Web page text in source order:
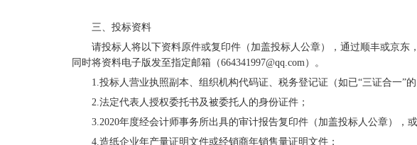
三、投标资料
请投标人将以下资料原件或复印件（加盖投标人公章），通过顺丰或京东
同时将资料电子版发至指定邮箱（664341997@qq.com）。
1.投标人营业执照副本、组织机构代码证、税务登记证（如已“三证合一”
2.法定代表人授权委托书及被委托人的身份证件；
3.2020年度经会计师事务所出具的审计报告复印件（加盖投标人公章），
4.造纸企业年产量证明文件或经销商年销售量证明文件；